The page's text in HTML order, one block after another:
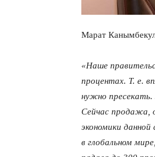
Марат
«Наше
процентах. Т. е.
нужно пресекать.
Сейчас продажа,
экономики
в глобальном